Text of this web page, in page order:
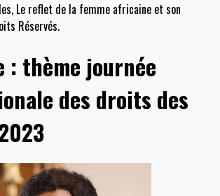
Le reflet de la femme africaine et son
Réservés.
: thème journée
des droits des